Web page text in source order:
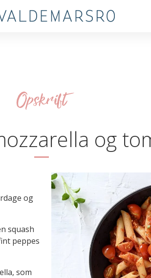
Opskrift
og
og
squash
peppes
som